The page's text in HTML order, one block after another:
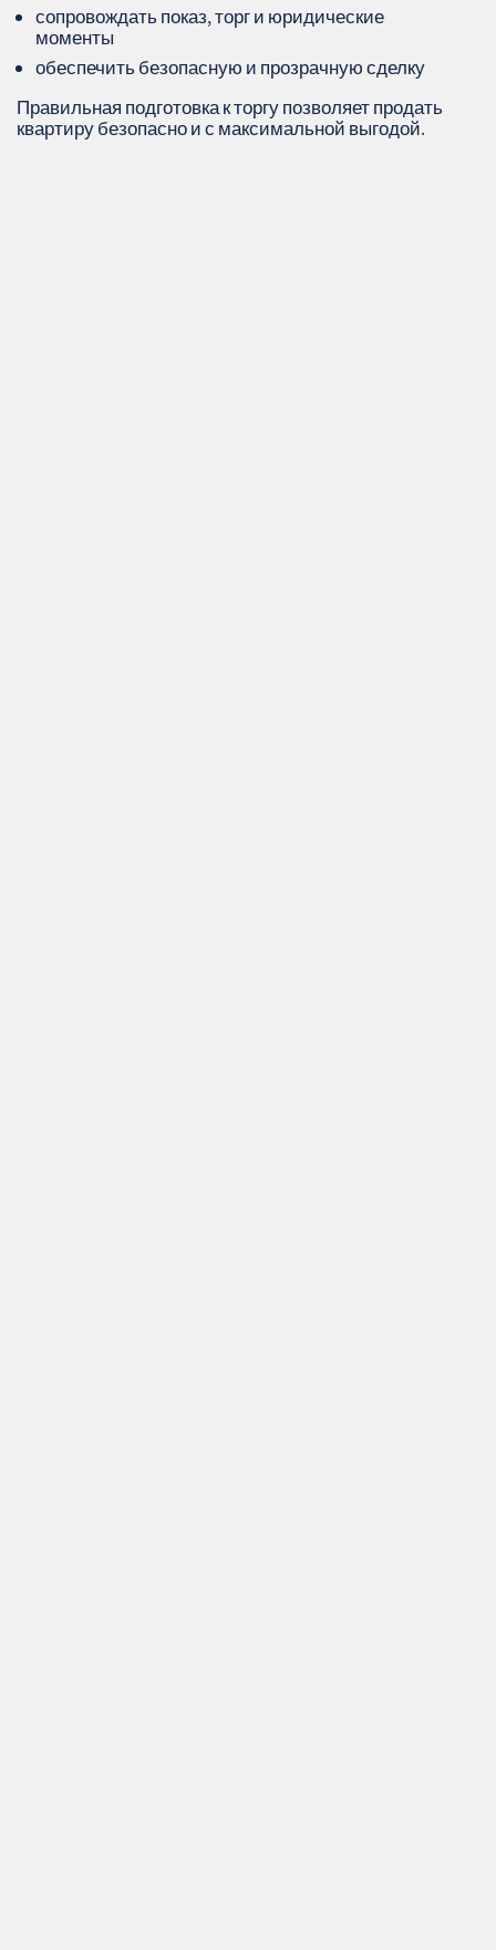
сопровождать показ, торг и юридические
моменты
обеспечить безопасную и прозрачную сделку
Правильная подготовка к торгу позволяет продать
квартиру безопасно и с максимальной выгодой.